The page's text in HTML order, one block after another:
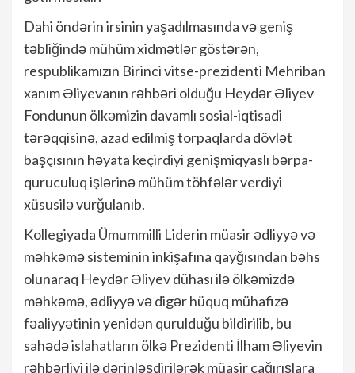
Dahi öndərin irsinin yaşadılmasında və geniş
təbliğində mühüm xidmətlər göstərən,
respublikamızın Birinci vitse-prezidenti Mehriban
xanım Əliyevanın rəhbəri olduğu Heydər Əliyev
Fondunun ölkəmizin davamlı sosial-iqtisadi
tərəqqisinə, azad edilmiş torpaqlarda dövlət
başçısının həyata keçirdiyi genişmiqyaslı bərpa-
quruculuq işlərinə mühüm töhfələr verdiyi
xüsusilə vurğulanıb.
Kollegiyada Ümummilli Liderin müasir ədliyyə və
məhkəmə sisteminin inkişafına qayğısından bəhs
olunaraq Heydər Əliyev dühası ilə ölkəmizdə
məhkəmə, ədliyyə və digər hüquq mühafizə
fəaliyyətinin yenidən qurulduğu bildirilib, bu
sahədə islahatların ölkə Prezidenti İlham Əliyevin
rəhbərliyi ilə dərinləşdirilərək müasir çağırışlara